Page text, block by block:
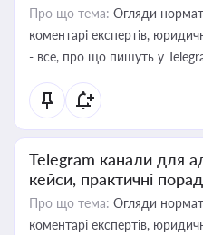
Про що тема: Огляди
коментарі експертів,
- все, про що пишуть у
Telegram канали для
кейси, практичні
Про що тема: Огляди
коментарі експертів,